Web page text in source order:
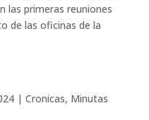
las primeras reuniones
de las oficinas de la
| Cronicas, Minutas